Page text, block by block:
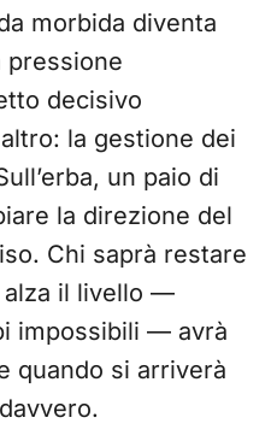
morbida diventa
pressione
decisivo
la gestione dei
un paio di
la direzione del
Chi saprà restare
alza il livello —
impossibili — avrà
quando si arriverà